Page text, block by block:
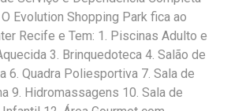
Evolution Shopping Park fica ao
Recife e Tem: 1. Piscinas Adulto e
3. Brinquedoteca 4. Salão de
6. Quadra Poliesportiva 7. Sala de
9. Hidromassagens 10. Sala de